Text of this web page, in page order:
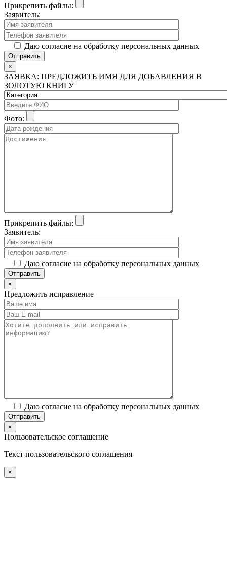
Прикрепить файлы:
Заявитель:
Даю согласие на обработку персональных данных
×
ЗАЯВКА: ПРЕДЛОЖИТЬ ИМЯ ДЛЯ ДОБАВЛЕНИЯ В
ЗОЛОТУЮ КНИГУ
Фото:
Прикрепить файлы:
Заявитель:
Даю согласие на обработку персональных данных
×
Предложить исправление
Даю согласие на обработку персональных данных
×
Пользовательское соглашение
Текст пользовательского соглашения
×